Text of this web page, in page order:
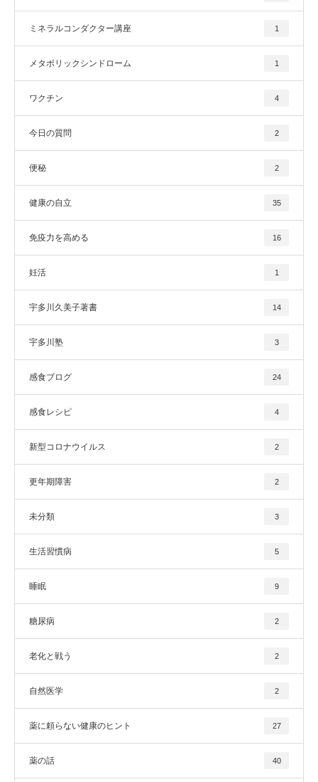
ミネラルコンダクター講座 1
メタボリックシンドローム 1
ワクチン 4
今日の質問 2
便秘 2
健康の自立 35
免疫力を高める 16
妊活 1
宇多川久美子著書 14
宇多川塾 3
感食ブログ 24
感食レシピ 4
新型コロナウイルス 2
更年期障害 2
未分類 3
生活習慣病 5
睡眠 9
糖尿病 2
老化と戦う 2
自然医学 2
薬に頼らない健康のヒント 27
薬の話 40